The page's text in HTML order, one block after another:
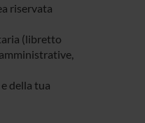
riservata
(libretto
della tua